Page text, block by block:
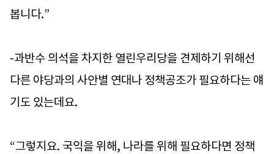
봅니다.”
-과반수 의석을 차지한 열린우리당을 견제하기 위해선
다른 야당과의 사안별 연대나 정책공조가 필요하다는 얘
기도 있는데요.
“그렇지요. 국익을 위해, 나라를 위해 필요하다면 정책